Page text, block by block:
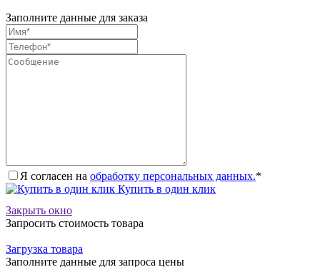
Заполните данные для заказа
Я согласен на обработку персональных данных.*
Купить в один клик
Закрыть окно
Запросить стоимость товара
Загрузка товара
Заполните данные для запроса цены